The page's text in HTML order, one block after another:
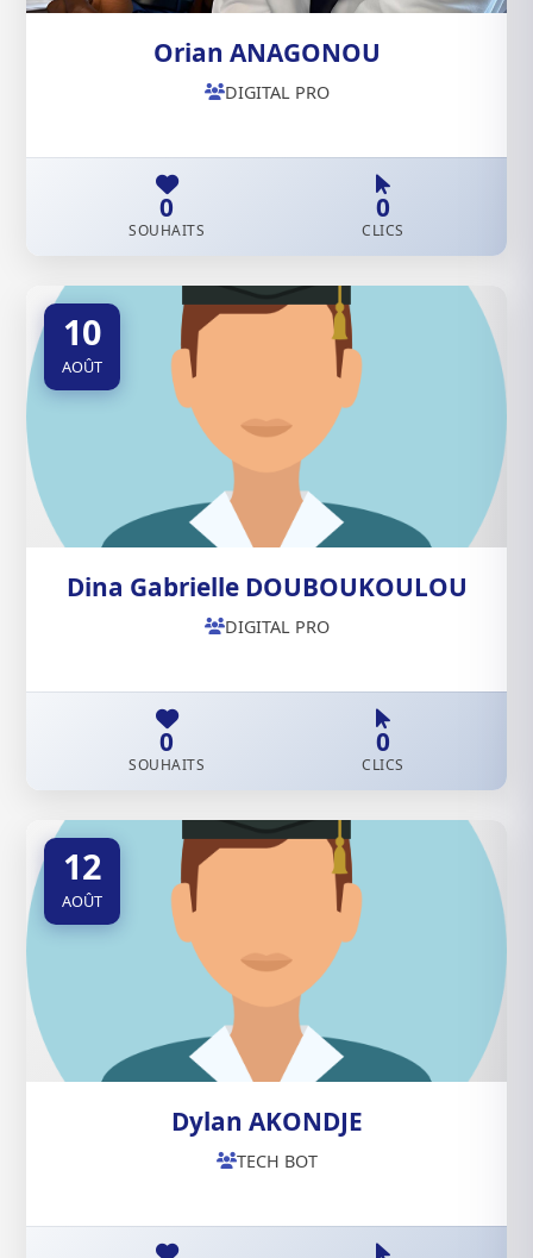
Orian ANAGONOU
DIGITAL PRO
0
SOUHAITS
0
CLICS
10
AOÛT
Dina Gabrielle DOUBOUKOULOU
DIGITAL PRO
0
SOUHAITS
0
CLICS
12
AOÛT
Dylan AKONDJE
TECH BOT